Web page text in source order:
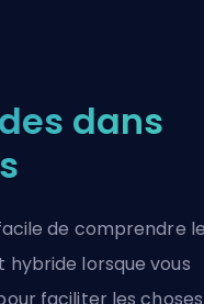
dans
de comprendre le
lorsque vous